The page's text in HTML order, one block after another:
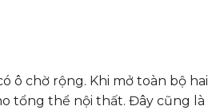
ô chờ rộng. Khi mở toàn bộ hai
tổng thể nội thất. Đây cũng là